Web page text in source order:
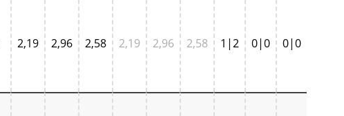
2,19 2,96 2,58 2,19 2,96 2,58 1|2 0|0 0|0